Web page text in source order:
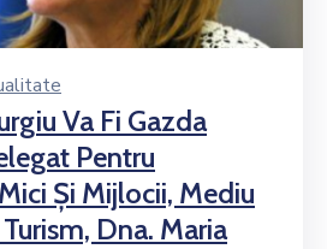
Va Fi Gazda
Pentru
Şi Mijlocii, Mediu
Dna. Maria